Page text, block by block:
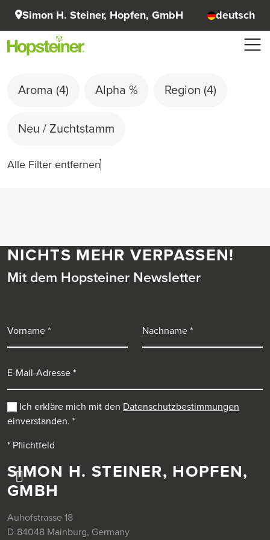
Simon H. Steiner, Hopfen, GmbH deutsch
Aroma (4) Alpha % Region (4)
Neu / Zuchtstamm
Alle Filter entfernen
SIMON H. STEINER, HOPFEN,
GMBH
Auhofstrasse 18
D-84048 Mainburg, Germany
NICHTS MEHR VERPASSEN!
Mit dem Hopsteiner Newsletter
Ich erkläre mich mit den Datenschutzbestimmungen
einverstanden. *
* Pflichtfeld